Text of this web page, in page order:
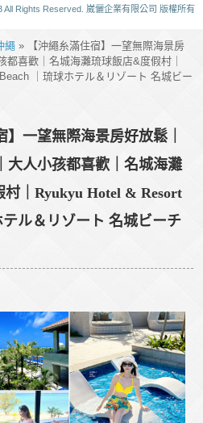
All Rights Reserved. 崴儷企業有限公司 版權所有
繩 » 【沖繩糸滿住宿】一望無際海景房
喜歡｜名城海灘琉球飯店&度假村｜
｜琉球ホテル＆リゾート 名城ビー
】一望無際海景房好放鬆｜
大人小孩都喜歡｜名城海灘
｜Ryukyu Hotel & Resort
ル＆リゾート 名城ビーチ